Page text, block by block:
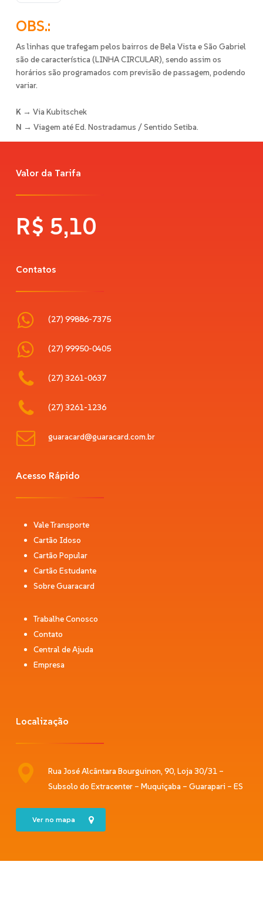
OBS.:
As linhas que trafegam pelos bairros de Bela Vista e São Gabriel
são de característica (LINHA CIRCULAR), sendo assim os
horários são programados com previsão de passagem, podendo
variar.
K→ Via Kubitschek
N → Viagem até Ed. Nostradamus / Sentido Setiba.
Valor da Tarifa
R$ 5,10
Contatos
(27) 99886-7375
(27) 99950-0405
(27) 3261-0637
(27) 3261-1236
guaracard@guaracard.com.br
Acesso Rápido
Vale Transporte
Cartão Idoso
Cartão Popular
Cartão Estudante
Sobre Guaracard
Trabalhe Conosco
Contato
Central de Ajuda
Empresa
Localização
Rua José Alcântara Bourguinon, 90, Loja 30/31 –
Subsolo do Extracenter – Muquiçaba – Guarapari – ES
Ver no mapa